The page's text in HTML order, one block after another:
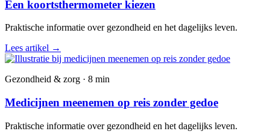
Een koortsthermometer kiezen
Praktische informatie over gezondheid en het dagelijks leven.
Lees artikel →
Gezondheid & zorg · 8 min
Medicijnen meenemen op reis zonder gedoe
Praktische informatie over gezondheid en het dagelijks leven.